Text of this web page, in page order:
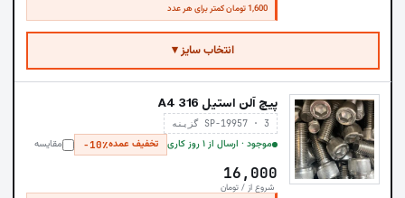
1,600 تومان کمتر برای هر عدد
انتخاب سایز ▾
پیچ آلن استیل A4 316
SP-19957 · 3 گزینه
موجود · ارسال از ۱ روز کاری تخفیف عمده−10٪ مقایسه
16,000
شروع از / تومان